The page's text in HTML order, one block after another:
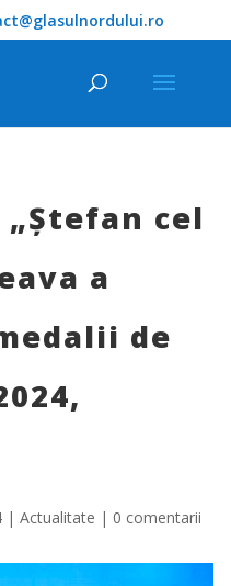
cel
a
de
| Actualitate | 0 comentarii